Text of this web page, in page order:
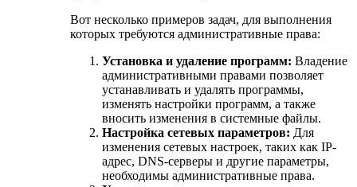
Вот несколько примеров задач, для выполнения
которых требуются административные права:
Установка и удаление программ: Владение
административными правами позволяет
устанавливать и удалять программы,
изменять настройки программ, а также
вносить изменения в системные файлы.
Настройка сетевых параметров: Для
изменения сетевых настроек, таких как IP-
адрес, DNS-серверы и другие параметры,
необходимы административные права.